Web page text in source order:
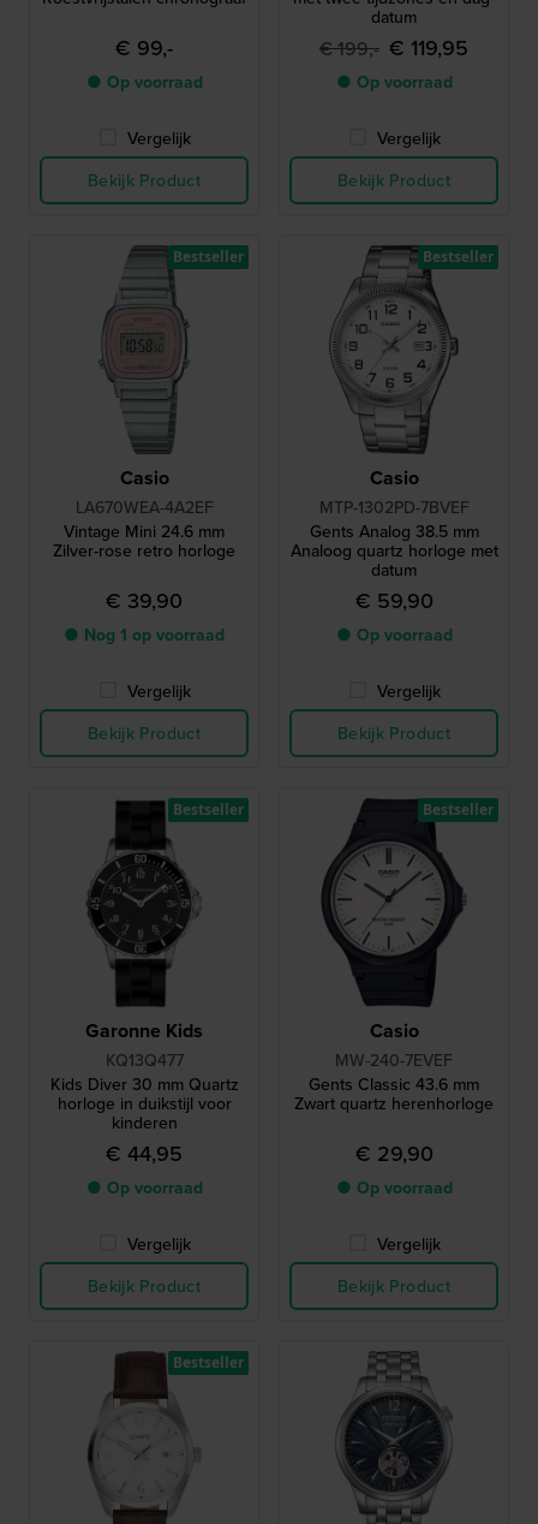
€ 99,-
● Op voorraad
Vergelijk
Bekijk Product
datum
€ 199,- € 119,95
● Op voorraad
Vergelijk
Bekijk Product
Casio
LA670WEA-4A2EF
Vintage Mini 24.6 mm
Zilver-rose retro horloge
€ 39,90
● Nog 1 op voorraad
Vergelijk
Bekijk Product
Bestseller
Casio
MTP-1302PD-7BVEF
Gents Analog 38.5 mm
Analoog quartz horloge met
datum
€ 59,90
● Op voorraad
Vergelijk
Bekijk Product
Bestseller
Garonne Kids
KQ13Q477
Kids Diver 30 mm Quartz
horloge in duikstijl voor
kinderen
€ 44,95
● Op voorraad
Vergelijk
Bekijk Product
Bestseller
Casio
MW-240-7EVEF
Gents Classic 43.6 mm
Zwart quartz herenhorloge
€ 29,90
● Op voorraad
Vergelijk
Bekijk Product
Bestseller
Bestseller